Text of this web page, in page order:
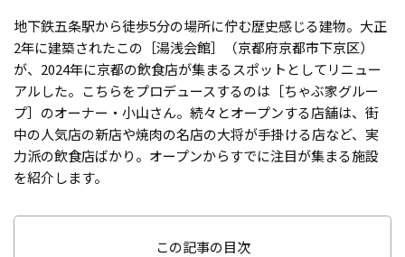
地下鉄五条駅から徒歩5分の場所に佇む歴史感じる建物。大正
2年に建築されたこの［湯浅会館］（京都府京都市下京区）
が、2024年に京都の飲食店が集まるスポットとしてリニュー
アルした。こちらをプロデュースするのは［ちゃぶ家グルー
プ］のオーナー・小山さん。続々とオープンする店舗は、街
中の人気店の新店や焼肉の名店の大将が手掛ける店など、実
力派の飲食店ばかり。オープンからすでに注目が集まる施設
を紹介します。
この記事の目次